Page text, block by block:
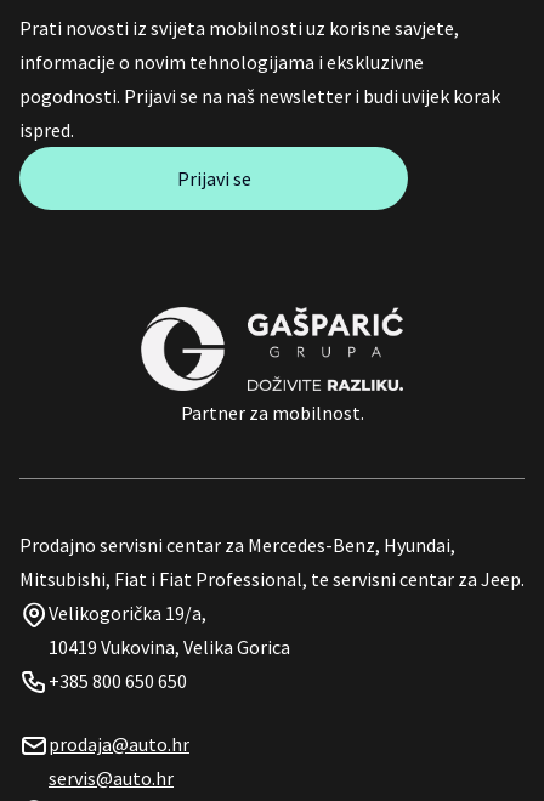
Prati novosti iz svijeta mobilnosti uz korisne savjete,
informacije o novim tehnologijama i ekskluzivne
pogodnosti. Prijavi se na naš newsletter i budi uvijek korak
ispred.
Prijavi se
Partner za mobilnost.
Prodajno servisni centar za Mercedes-Benz, Hyundai,
Mitsubishi, Fiat i Fiat Professional, te servisni centar za Jeep.
Velikogorička 19/a,
10419 Vukovina, Velika Gorica
+385 800 650 650
prodaja@auto.hr
servis@auto.hr